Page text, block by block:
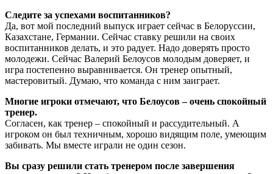
Следите за успехами воспитанников?
Да, вот мой последний выпуск играет сейчас в Белоруссии,
Казахстане, Германии. Сейчас ставку решили на своих
воспитанников делать, и это радует. Надо доверять просто
молодежи. Сейчас Валерий Белоусов молодым доверяет, и
игра постепенно выравнивается. Он тренер опытный,
мастеровитый. Думаю, что команда с ним заиграет.
Многие игроки отмечают, что Белоусов – очень спокойный
тренер.
Согласен, как тренер – спокойный и рассудительный. А
игроком он был техничным, хорошо видящим поле, умеющим
забивать. Мы вместе играли не один сезон.
Вы сразу решили стать тренером после завершения